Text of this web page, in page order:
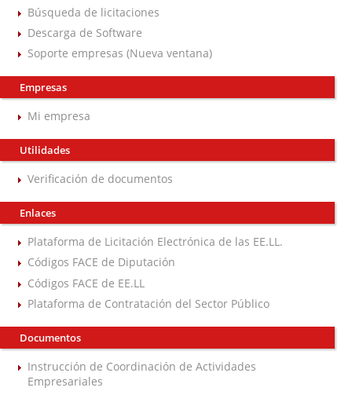
Búsqueda de licitaciones
Descarga de Software
Soporte empresas (Nueva ventana)
Empresas
Mi empresa
Utilidades
Verificación de documentos
Enlaces
Plataforma de Licitación Electrónica de las EE.LL.
Códigos FACE de Diputación
Códigos FACE de EE.LL
Plataforma de Contratación del Sector Público
Documentos
Instrucción de Coordinación de Actividades
Empresariales